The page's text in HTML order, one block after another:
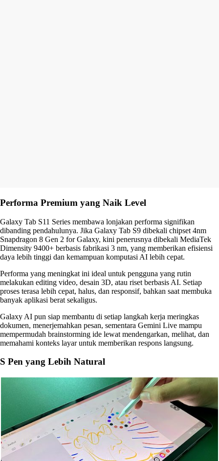
Performa Premium yang Naik Level
Galaxy Tab S11 Series membawa lonjakan performa signifikan
dibanding pendahulunya. Jika Galaxy Tab S9 dibekali chipset 4nm
Snapdragon 8 Gen 2 for Galaxy, kini penerusnya dibekali MediaTek
Dimensity 9400+ berbasis fabrikasi 3 nm, yang memberikan efisiensi
daya lebih tinggi dan kemampuan komputasi AI lebih cepat.
Performa yang meningkat ini ideal untuk pengguna yang rutin
melakukan editing video, desain 3D, atau riset berbasis AI. Setiap
proses terasa lebih cepat, halus, dan responsif, bahkan saat membuka
banyak aplikasi berat sekaligus.
Galaxy AI pun siap membantu di setiap langkah kerja meringkas
dokumen, menerjemahkan pesan, sementara Gemini Live mampu
mempermudah brainstorming ide lewat mendengarkan, melihat, dan
memahami konteks layar untuk memberikan respons langsung.
S Pen yang Lebih Natural